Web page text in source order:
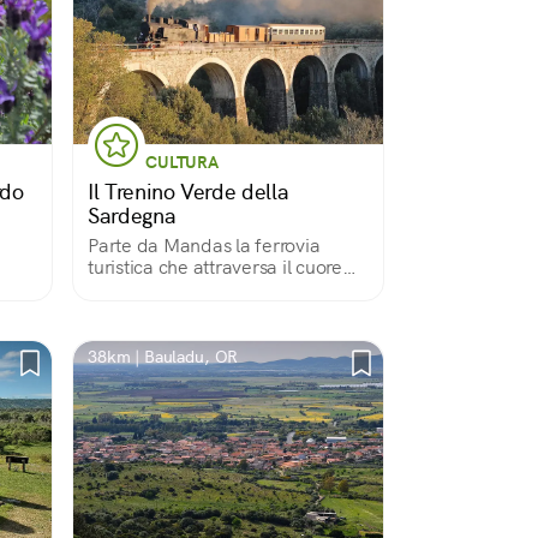
CULTURA
Il Trenino Verde della
Sardegna
Parte da Mandas la ferrovia
turistica che attraversa il cuore
38km | Bauladu, OR